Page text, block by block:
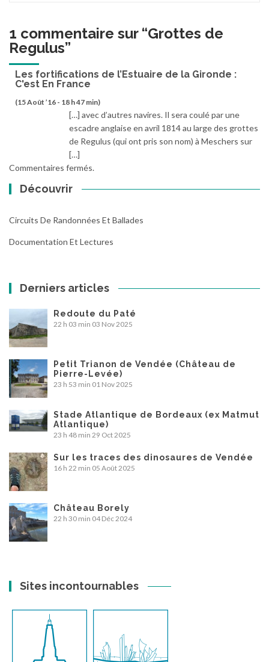
1 commentaire sur “Grottes de
Regulus”
Les fortifications de l’Estuaire de la Gironde :
C'est En France
(15 Août ’16 - 18 h 47 min)
[…] avec d’autres navires. Il sera coulé par une
escadre anglaise en avril 1814 au large des grottes
de Regulus (qui ont pris son nom) à Meschers sur
[…]
Commentaires fermés.
Découvrir
Circuits De Randonnées Et Ballades
Documentation Et Lectures
Derniers articles
Redoute du Paté
22 h 03 min 03 Nov 2025
Petit Trianon de Vendée (Château de
Pierre-Levée)
23 h 53 min 01 Nov 2025
Stade Atlantique de Bordeaux (ex Matmut
Atlantique)
23 h 48 min 29 Oct 2025
Sur les traces des dinosaures de Vendée
16 h 22 min 05 Août 2025
Château Borely
22 h 30 min 04 Déc 2024
Sites incontournables